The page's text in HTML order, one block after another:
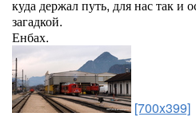
куда держал путь, для нас так и
загадкой.
Енбах.
[700x399]